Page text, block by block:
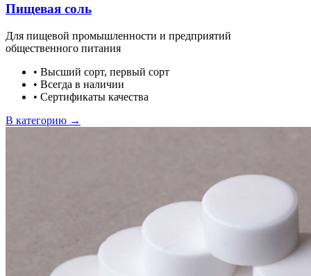
Пищевая соль
Для пищевой промышленности и предприятий
общественного питания
• Высший сорт, первый сорт
• Всегда в наличии
• Сертификаты качества
В категорию →